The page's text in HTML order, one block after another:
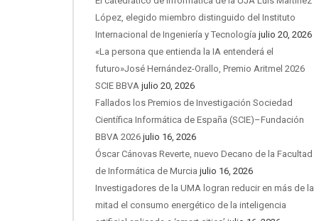
López, elegido miembro distinguido del Instituto
Internacional de Ingeniería y Tecnología julio 20, 2026
«La persona que entienda la IA entenderá el
futuro»José Hernández-Orallo, Premio Aritmel 2026
SCIE BBVA julio 20, 2026
Fallados los Premios de Investigación Sociedad
Científica Informática de España (SCIE)–Fundación
BBVA 2026 julio 16, 2026
Óscar Cánovas Reverte, nuevo Decano de la Facultad
de Informática de Murcia julio 16, 2026
Investigadores de la UMA logran reducir en más de la
mitad el consumo energético de la inteligencia